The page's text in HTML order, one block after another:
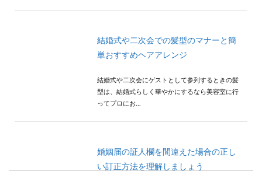
結婚式や二次会での髪型のマナーと簡
単おすすめヘアアレンジ
結婚式や二次会にゲストとして参列するときの髪
型は、結婚式らしく華やかにするなら美容室に行
ってプロにお...
婚姻届の証人欄を間違えた場合の正し
い訂正方法を理解しましょう